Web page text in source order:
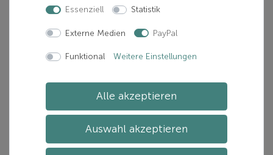
Hersteller:ATOMIC
Beschreibung
Zusätzliche Informationen
Essenziell Statistik
Externe Medien PayPal
Funktional Weitere Einstellungen
Alle akzeptieren
Auswahl akzeptieren